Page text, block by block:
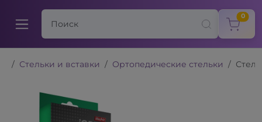
0
Стельки и вставки Ортопедические стельки